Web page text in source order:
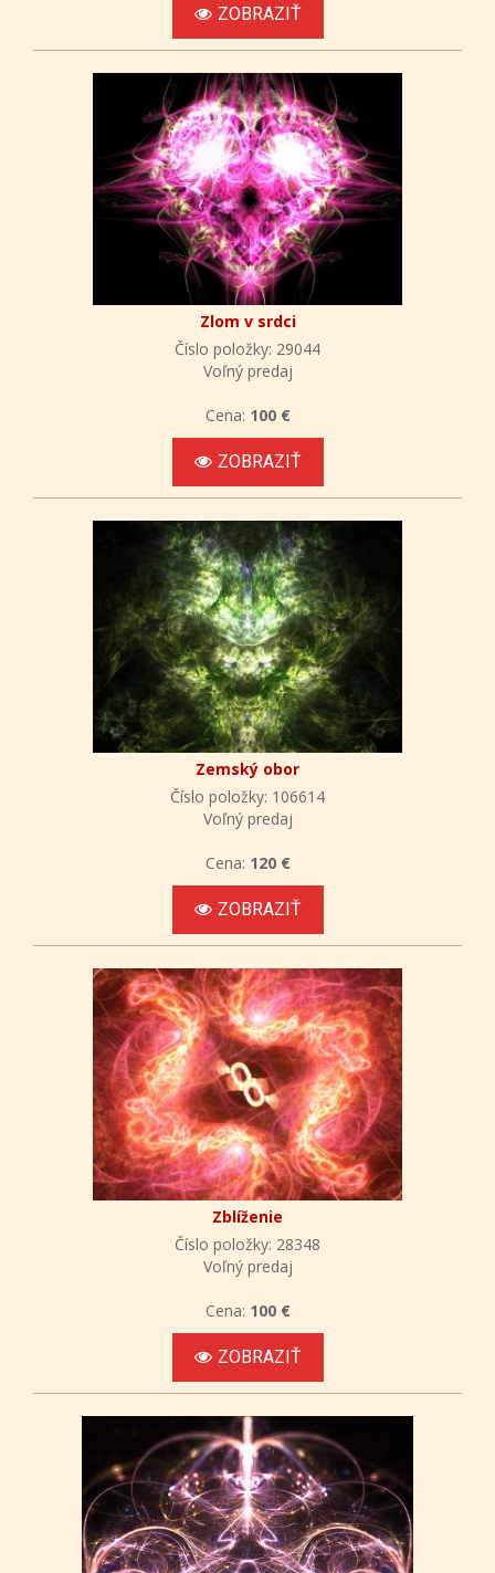
ZOBRAZIŤ
Zlom v srdci
Číslo položky: 29044
Voľný predaj
Cena: 100 €
ZOBRAZIŤ
Zemský obor
Číslo položky: 106614
Voľný predaj
Cena: 120 €
ZOBRAZIŤ
Zblíženie
Číslo položky: 28348
Voľný predaj
Cena: 100 €
ZOBRAZIŤ